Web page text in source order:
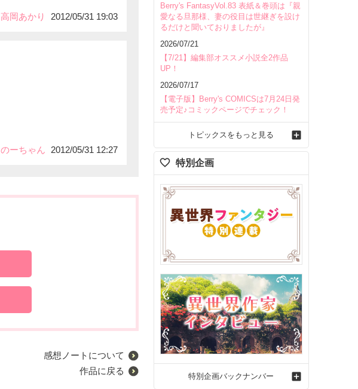
高岡あかり
2012/05/31 19:03
のーちゃん
2012/05/31 12:27
感想ノートについて
作品に戻る
Berry's FantasyVol.83 表紙＆巻頭は『親
愛なる旦那様、妻の役目は世継ぎを設け
るだけと聞いておりましたが』
2026/07/21
【7/21】編集部オススメ小説全2作品
UP！
2026/07/17
【電子版】Berry's COMICSは7月24日発
売予定♪コミックページでチェック！
トピックスをもっと見る
特別企画
特別企画バックナンバー